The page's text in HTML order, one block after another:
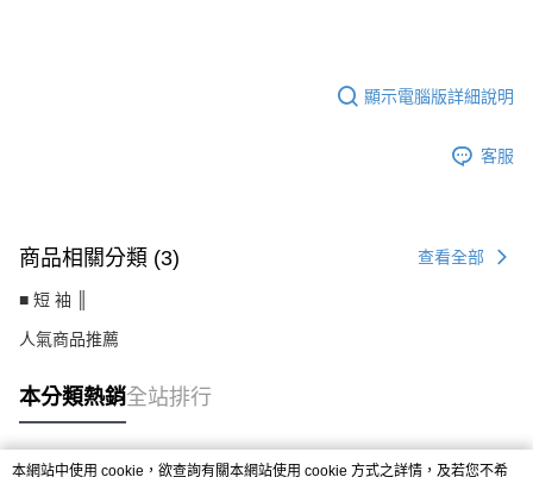
顯示電腦版詳細說明
客服
商品相關分類 (3) 查看全部
■ 短 袖 ║
人氣商品推薦
本分類熱銷全站排行
本網站中使用 cookie，欲查詢有關本網站使用 cookie 方式之詳情，及若您不希